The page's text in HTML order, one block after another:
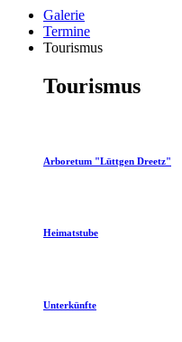
Galerie
Termine
Tourismus
Tourismus
Arboretum "Lüttgen Dreetz"
Heimatstube
Unterkünfte